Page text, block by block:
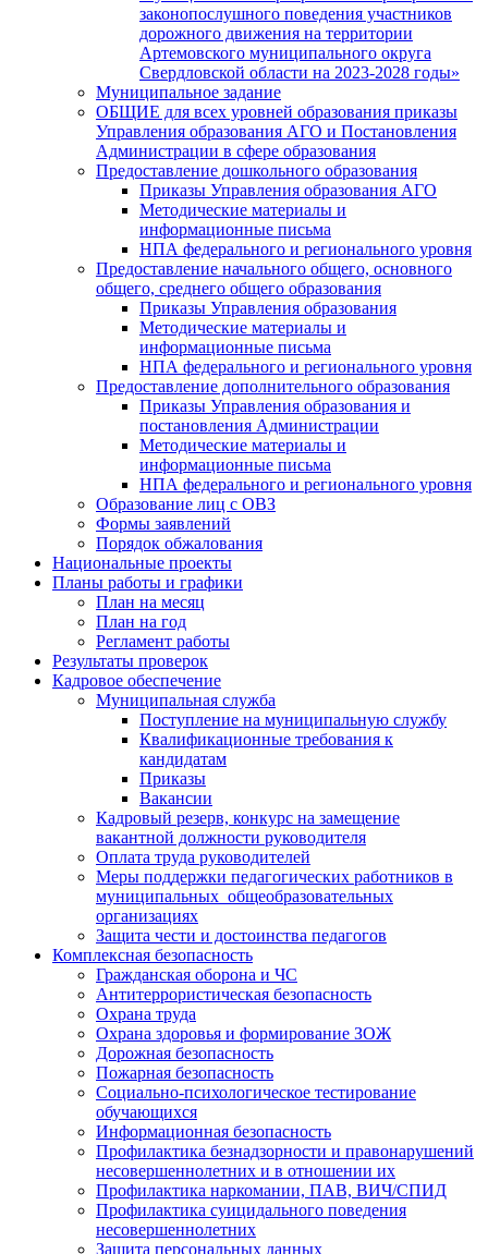
законопослушного поведения участников
дорожного движения на территории
Артемовского муниципального округа
Свердловской области на 2023-2028 годы»
Муниципальное задание
ОБЩИЕ для всех уровней образования приказы
Управления образования АГО и Постановления
Администрации в сфере образования
Предоставление дошкольного образования
Приказы Управления образования АГО
Методические материалы и
информационные письма
НПА федерального и регионального уровня
Предоставление начального общего, основного
общего, среднего общего образования
Приказы Управления образования
Методические материалы и
информационные письма
НПА федерального и регионального уровня
Предоставление дополнительного образования
Приказы Управления образования и
постановления Администрации
Методические материалы и
информационные письма
НПА федерального и регионального уровня
Образование лиц с ОВЗ
Формы заявлений
Порядок обжалования
Национальные проекты
Планы работы и графики
План на месяц
План на год
Регламент работы
Результаты проверок
Кадровое обеспечение
Муниципальная служба
Поступление на муниципальную службу
Квалификационные требования к
кандидатам
Приказы
Вакансии
Кадровый резерв, конкурс на замещение
вакантной должности руководителя
Оплата труда руководителей
Меры поддержки педагогических работников в
муниципальных общеобразовательных
организациях
Защита чести и достоинства педагогов
Комплексная безопасность
Гражданская оборона и ЧС
Антитеррористическая безопасность
Охрана труда
Охрана здоровья и формирование ЗОЖ
Дорожная безопасность
Пожарная безопасность
Социально-психологическое тестирование
обучающихся
Информационная безопасность
Профилактика безнадзорности и правонарушений
несовершеннолетних и в отношении их
Профилактика наркомании, ПАВ, ВИЧ/СПИД
Профилактика суицидального поведения
несовершеннолетних
Защита персональных данных